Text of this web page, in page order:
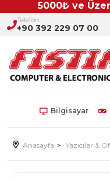
5000₺ ve Üzeri
Telefon
+90 392 229 07 00
Bilgisayar
Anasayfa Yazıcılar &